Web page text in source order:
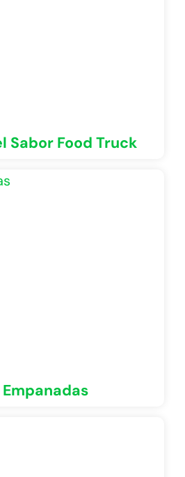
Sabor Food Truck
Empanadas